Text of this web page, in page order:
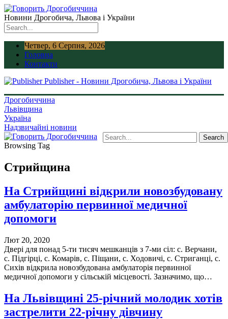
Новини Дрогобича, Львова і України
Четвер, 6 Серпня, 2026
Головна
Контакти
Publisher - Новини Дрогобича, Львова і України
Дрогобиччина
Львівщина
Україна
Надзвичайні новини
Browsing Tag
Стрийщина
На Стрийщині відкрили новозбудовану
амбулаторію первинної медичної
допомоги
Лют 20, 2020
Двері для понад 5-ти тисяч мешканців з 7-ми сіл: с. Верчани,
с. Підгірці, с. Комарів, с. Піщани, с. Ходовичі, с. Стриганці, с.
Сихів відкрила новозбудована амбулаторія первинної
медичної допомоги у сільській місцевості. Зазначимо, що…
На Львівщині 25-річний молодик хотів
застрелити 22-річну дівчину